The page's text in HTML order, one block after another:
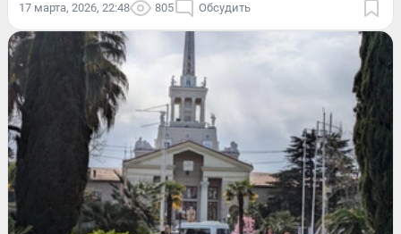
17 марта, 2026, 22:48 805 Обсудить